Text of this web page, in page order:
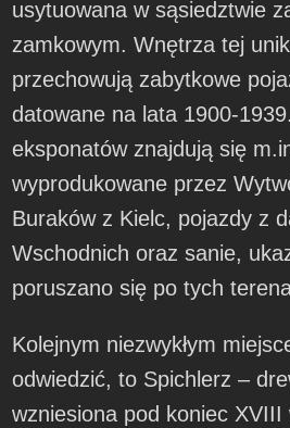
usytuowana w sąsiedztwie
zamkowym. Wnętrza tej
przechowują zabytkowe
datowane na lata 1900-
eksponatów znajdują się
wyprodukowane przez
Buraków z Kielc, pojazdy z
Wschodnich oraz sanie,
poruszano się po tych
Kolejnym niezwykłym
odwiedzić, to Spichlerz –
wzniesiona pod koniec